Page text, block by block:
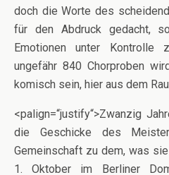
doch die Worte des
für den Abdruck gedacht,
Emotionen unter Kontrolle
ungefähr 840 Chorproben
komisch sein, hier aus dem
<palign=“justify“>Zwanzig
die Geschicke des
Gemeinschaft zu dem, was
1. Oktober im Berliner